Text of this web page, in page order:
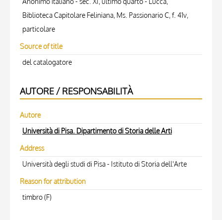
Biblioteca Capitolare Feliniana, Ms. Passionario C, f. 41v,
particolare
Source of title
del catalogatore
AUTORE / RESPONSABILITÀ
Autore
Università di Pisa. Dipartimento di Storia delle Arti
Address
Università degli studi di Pisa - Istituto di Storia dell'Arte
Reason for attribution
timbro (F)